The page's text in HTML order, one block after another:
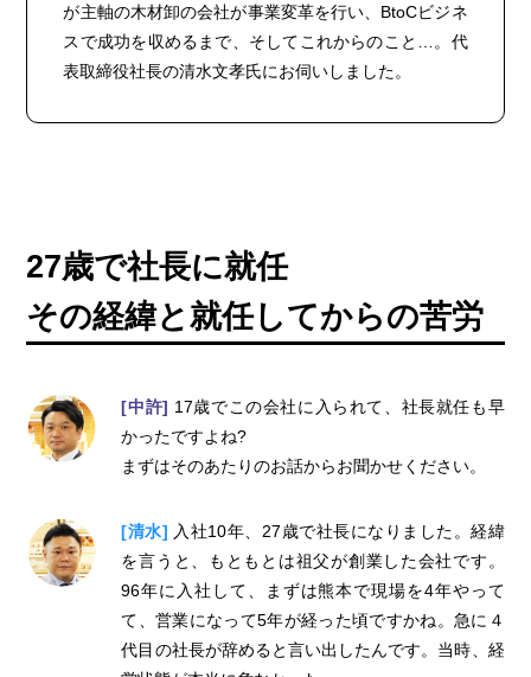
が主軸の木材卸の会社が事業変革を行い、BtoCビジネ
スで成功を収めるまで、そしてこれからのこと…。代
表取締役社長の清水文孝氏にお伺いしました。
27歳で社長に就任
その経緯と就任してからの苦労
[中許] 17歳でこの会社に入られて、社長就任も早
かったですよね?
まずはそのあたりのお話からお聞かせください。
[清水] 入社10年、27歳で社長になりました。経緯
を言うと、もともとは祖父が創業した会社です。
96年に入社して、まずは熊本で現場を4年やって
て、営業になって5年が経った頃ですかね。急に４
代目の社長が辞めると言い出したんです。当時、経